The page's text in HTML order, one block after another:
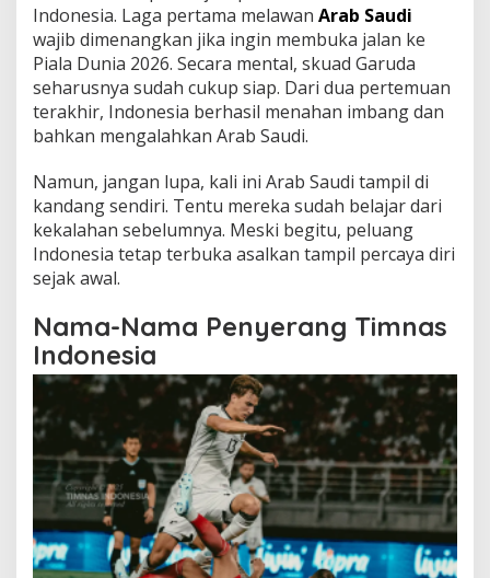
Indonesia. Laga pertama melawan Arab Saudi
wajib dimenangkan jika ingin membuka jalan ke
Piala Dunia 2026. Secara mental, skuad Garuda
seharusnya sudah cukup siap. Dari dua pertemuan
terakhir, Indonesia berhasil menahan imbang dan
bahkan mengalahkan Arab Saudi.
Namun, jangan lupa, kali ini Arab Saudi tampil di
kandang sendiri. Tentu mereka sudah belajar dari
kekalahan sebelumnya. Meski begitu, peluang
Indonesia tetap terbuka asalkan tampil percaya diri
sejak awal.
Nama-Nama Penyerang Timnas
Indonesia